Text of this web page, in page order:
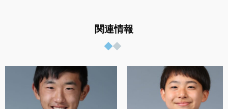
関連情報